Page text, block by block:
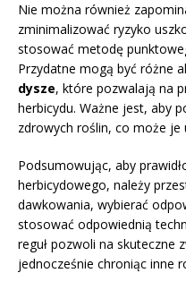
Nie można również
zminimalizować ryzyko
stosować metodę
Przydatne mogą być różne
dysze, które pozwalają na
herbicydu. Ważne jest, aby
zdrowych roślin, co może je
Podsumowując, aby
herbicydowego, należy
dawkowania, wybierać
stosować odpowiednią
reguł pozwoli na skuteczne
jednocześnie chroniąc inne